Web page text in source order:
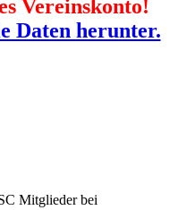
Vereinskonto!
Daten herunter.
Mitglieder bei